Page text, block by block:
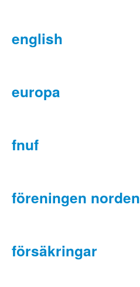
english
europa
fnuf
föreningen norden
försäkringar